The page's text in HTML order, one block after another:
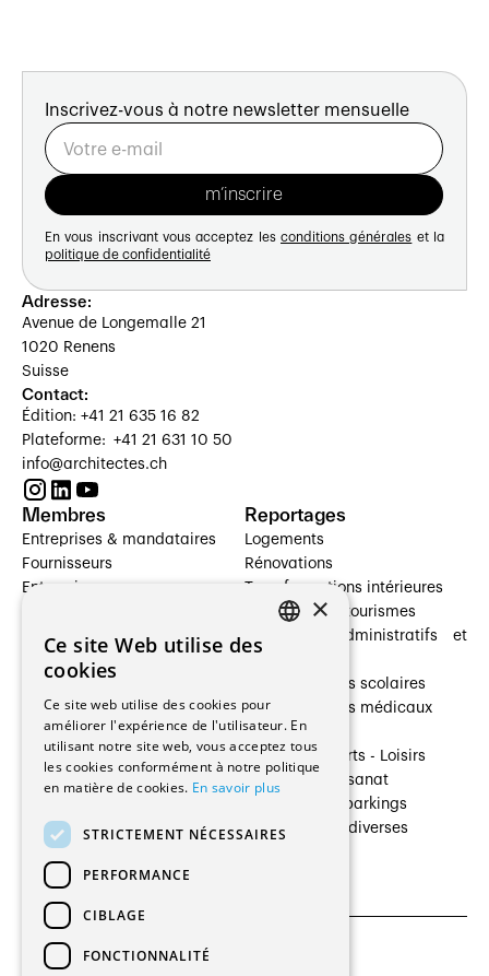
Inscrivez-vous à notre newsletter mensuelle
En vous inscrivant vous acceptez les conditions générales et la
politique de confidentialité
Adresse:
Avenue de Longemalle 21
1020 Renens
Suisse
Contact:
Édition: +41 21 635 16 82
Plateforme: +41 21 631 10 50
info@architectes.ch
Membres
Entreprises & mandataires
Fournisseurs
Entreprises
Architectes paysagistes
Architectes d'intérieur
Entreprises générales
Ingénieurs et mandataires
Fabricants / Fournisseurs
Régies immobilières
Gestion PPE
Reportages
Logements
Rénovations
Transformations intérieures
Hôtelleries et tourismes
Bâtiments administratifs et
Établissements scolaires
Établissements médicaux
Villas
Cultures - Sports - Loisirs
Industrie - Artisanat
Transports et parkings
Constructions diverses
CGU et Politique de confidentialités
×
Ce site Web utilise des
cookies
Ce site web utilise des cookies pour
améliorer l'expérience de l'utilisateur. En
utilisant notre site web, vous acceptez tous
les cookies conformément à notre politique
en matière de cookies. En savoir plus
STRICTEMENT NÉCESSAIRES
PERFORMANCE
CIBLAGE
FONCTIONNALITÉ